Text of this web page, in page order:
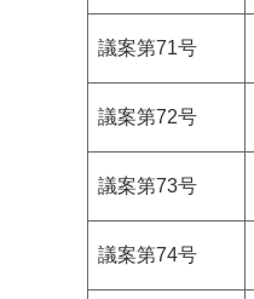
議案第71号
議案第72号
議案第73号
議案第74号